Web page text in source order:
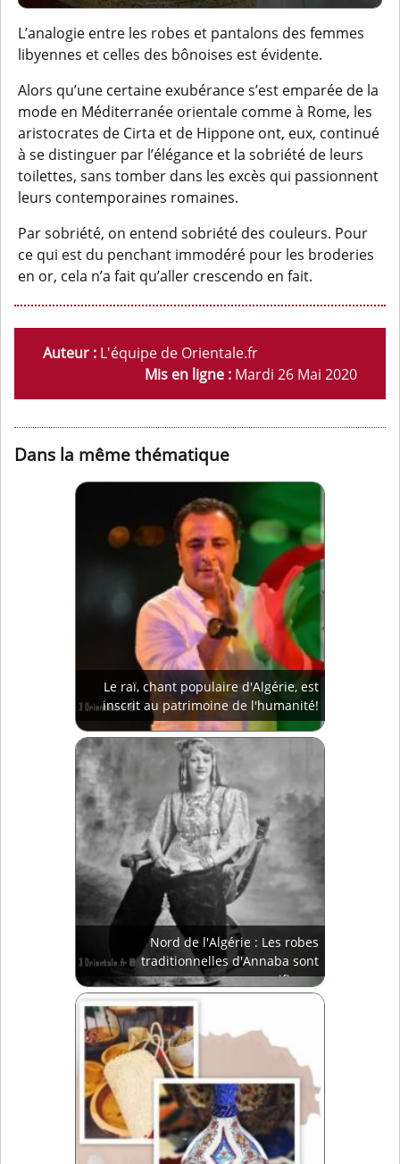
L’analogie entre les robes et pantalons des femmes
libyennes et celles des bônoises est évidente.
Alors qu’une certaine exubérance s’est emparée de la
mode en Méditerranée orientale comme à Rome, les
aristocrates de Cirta et de Hippone ont, eux, continué
à se distinguer par l’élégance et la sobriété de leurs
toilettes, sans tomber dans les excès qui passionnent
leurs contemporaines romaines.
Par sobriété, on entend sobriété des couleurs. Pour
ce qui est du penchant immodéré pour les broderies
en or, cela n’a fait qu’aller crescendo en fait.
Auteur : L'équipe de Orientale.fr
Mis en ligne : Mardi 26 Mai 2020
Dans la même thématique
Le raï, chant populaire d'Algérie, est
inscrit au patrimoine de l'humanité!
Nord de l'Algérie : Les robes
traditionnelles d'Annaba sont
magnifiques